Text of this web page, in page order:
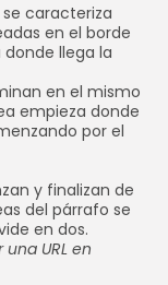
caracteriza
en el borde
llega la
en el mismo
empieza donde
por el
y finalizan de
del párrafo se
en dos.
una URL en